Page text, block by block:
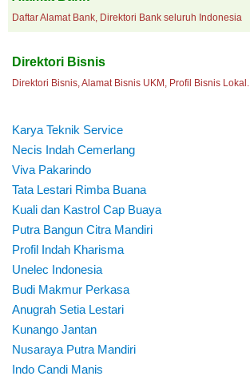
Daftar Alamat Bank, Direktori Bank seluruh Indonesia
Direktori Bisnis
Direktori Bisnis, Alamat Bisnis UKM, Profil Bisnis Lokal.
Karya Teknik Service
Necis Indah Cemerlang
Viva Pakarindo
Tata Lestari Rimba Buana
Kuali dan Kastrol Cap Buaya
Putra Bangun Citra Mandiri
Profil Indah Kharisma
Unelec Indonesia
Budi Makmur Perkasa
Anugrah Setia Lestari
Kunango Jantan
Nusaraya Putra Mandiri
Indo Candi Manis